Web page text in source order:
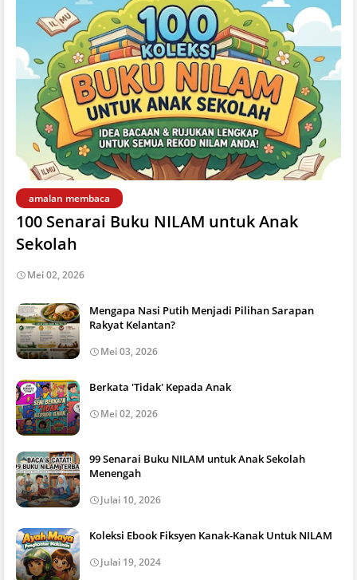
amalan membaca
100 Senarai Buku NILAM untuk Anak
Sekolah
Mei 02, 2026
Mengapa Nasi Putih Menjadi Pilihan Sarapan
Rakyat Kelantan?
Mei 03, 2026
Berkata 'Tidak' Kepada Anak
Mei 02, 2026
99 Senarai Buku NILAM untuk Anak Sekolah
Menengah
Julai 10, 2026
Koleksi Ebook Fiksyen Kanak-Kanak Untuk NILAM
Julai 19, 2024